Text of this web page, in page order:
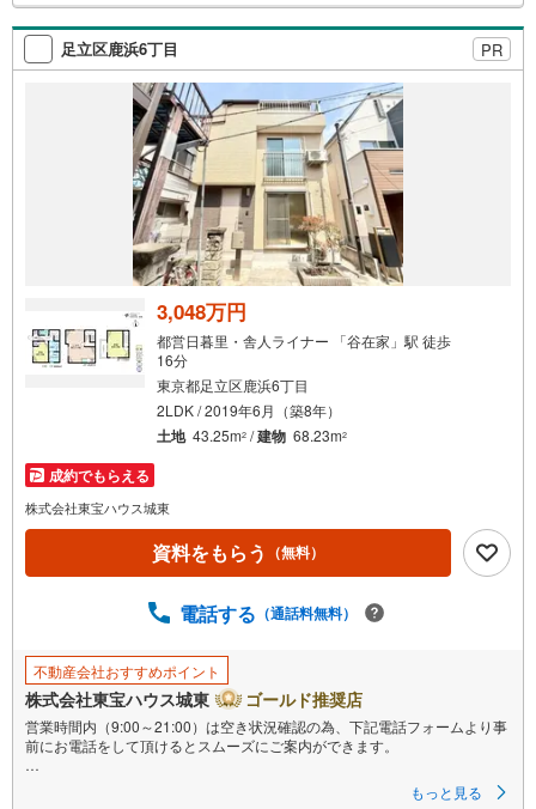
検
索
条
イ
ペ
ー
ジ
足立区鹿浜6丁目 PR
3,048万円
都営日暮里・舎人ライナー 「谷在家」駅 徒歩
16分
東京都足立区鹿浜6丁目
2LDK / 2019年6月（築8年）
土地 43.25m2 /建物 68.23m2
成約でもらえる
株式会社東宝ハウス城東
資料をもらう （無料）
電話する （通話料無料）
不動産会社おすすめポイント
株式会社東宝ハウス城東 ゴールド推奨店
営業時間内（9:00～21:00）は空き状況確認の為、下記電話フォームより事
前にお電話をして頂けるとスムーズにご案内ができます。
もっと見る